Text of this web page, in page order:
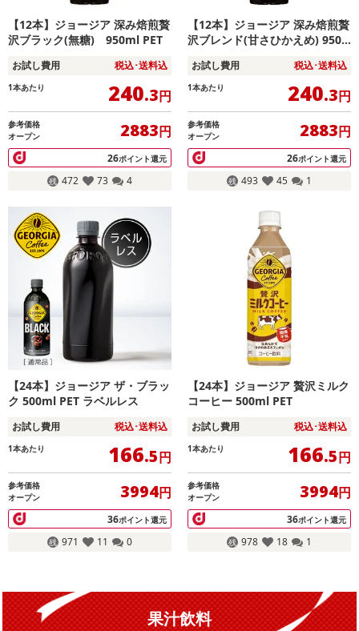
【12本】ジョージア 深み焙煎贅
沢ブラック(無糖) 950ml PET
お試し費用 税込･送料込
1本あたり 240.3円
参考価格
オープン
2883円
26ポイント還元
472 73 4
【12本】ジョージア 深み焙煎贅
沢ブレンド(甘さひかえめ) 950
お試し費用 税込･送料込
1本あたり 240.3円
参考価格
オープン
2883円
26ポイント還元
493 45 1
【24本】ジョージア ザ・ブラッ
ク 500ml PET ラベルレス
お試し費用 税込･送料込
1本あたり 166.5円
参考価格
オープン
3994円
36ポイント還元
971 11 0
【24本】ジョージア 贅沢ミルク
コーヒー 500ml PET
お試し費用 税込･送料込
1本あたり 166.5円
参考価格
オープン
3994円
36ポイント還元
978 18 1
果汁飲料